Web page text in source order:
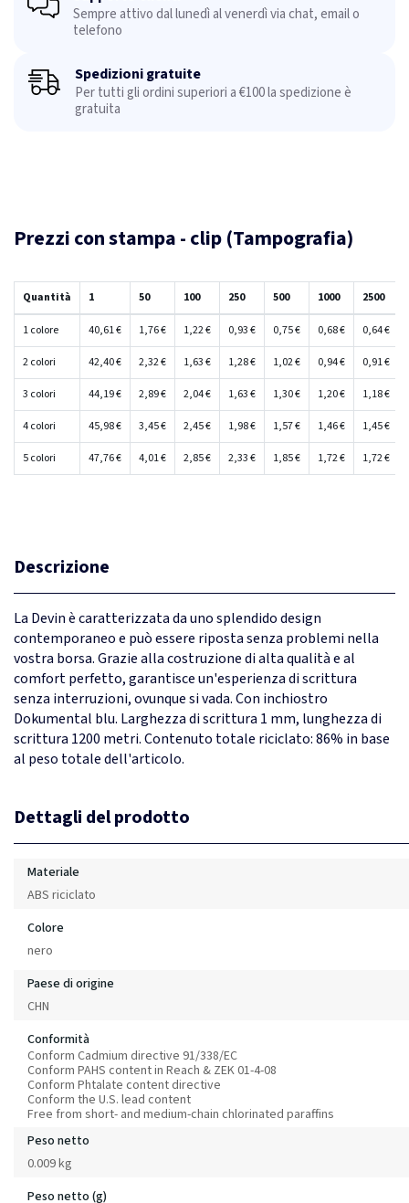
Sempre attivo dal lunedì al venerdì via chat, email o
telefono
Spedizioni gratuite
Per tutti gli ordini superiori a €100 la spedizione è
gratuita
Prezzi con stampa - clip (Tampografia)
Quantità 1 50 100 250 500 1000 2500
1 colore 40,61 € 1,76 € 1,22 € 0,93 € 0,75 € 0,68 € 0,64 €
2 colori 42,40 € 2,32 € 1,63 € 1,28 € 1,02 € 0,94 € 0,91 €
3 colori 44,19 € 2,89 € 2,04 € 1,63 € 1,30 € 1,20 € 1,18 €
4 colori 45,98 € 3,45 € 2,45 € 1,98 € 1,57 € 1,46 € 1,45 €
5 colori 47,76 € 4,01 € 2,85 € 2,33 € 1,85 € 1,72 € 1,72 €
Descrizione
La Devin è caratterizzata da uno splendido design
contemporaneo e può essere riposta senza problemi nella
vostra borsa. Grazie alla costruzione di alta qualità e al
comfort perfetto, garantisce un'esperienza di scrittura
senza interruzioni, ovunque si vada. Con inchiostro
Dokumental blu. Larghezza di scrittura 1 mm, lunghezza di
scrittura 1200 metri. Contenuto totale riciclato: 86% in base
al peso totale dell'articolo.
Dettagli del prodotto
Materiale
ABS riciclato
Colore
nero
Paese di origine
CHN
Conformità
Conform Cadmium directive 91/338/EC
Conform PAHS content in Reach & ZEK 01-4-08
Conform Phtalate content directive
Conform the U.S. lead content
Free from short- and medium-chain chlorinated paraffins
Peso netto
0.009 kg
Peso netto (g)